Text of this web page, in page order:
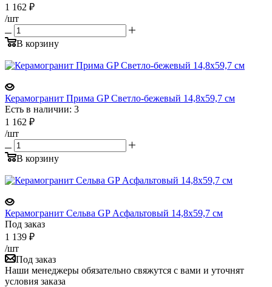
1 162 ₽
/шт
В корзину
Керамогранит Прима GP Светло-бежевый 14,8x59,7 см
Есть в наличии: 3
1 162 ₽
/шт
В корзину
Керамогранит Сельва GP Асфальтовый 14,8x59,7 см
Под заказ
1 139 ₽
/шт
Под заказ
Наши менеджеры обязательно свяжутся с вами и уточнят
условия заказа